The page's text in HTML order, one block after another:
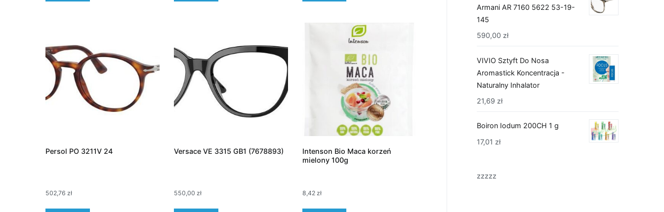
Persol PO 3211V 24
502,76 zł
Versace VE 3315 GB1 (7678893)
550,00 zł
Intenson Bio Maca korzeń
mielony 100g
8,42 zł
Armani AR 7160 5622 53-19-
145
590,00 zł
VIVIO Sztyft Do Nosa
Aromastick Koncentracja -
Naturalny Inhalator
21,69 zł
Boiron Iodum 200CH 1 g
17,01 zł
zzzzz